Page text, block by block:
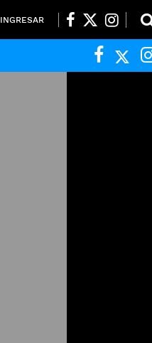
INGRESAR